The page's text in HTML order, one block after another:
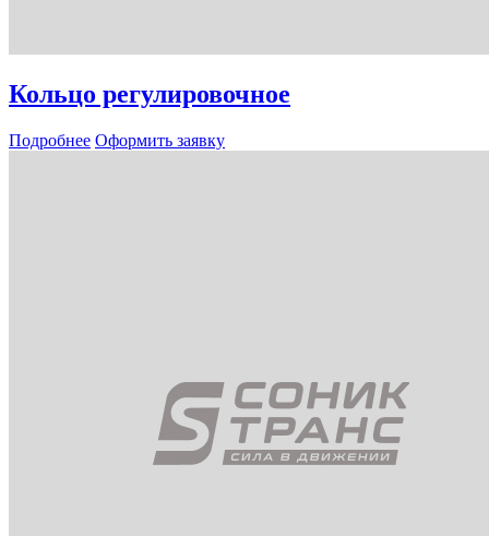
Кольцо регулировочное
Подробнее Оформить заявку